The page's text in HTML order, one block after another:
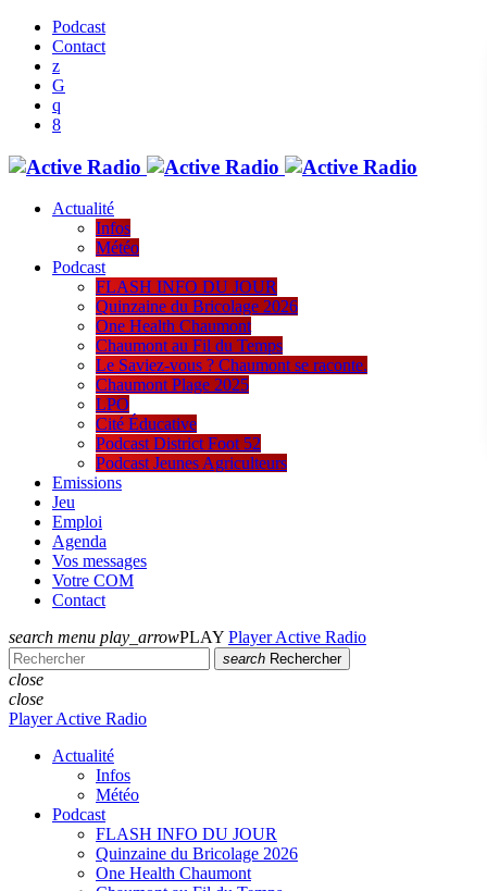
Podcast
Contact
Actualité
Infos
Météo
Podcast
FLASH INFO DU JOUR
Quinzaine du Bricolage 2026
One Health Chaumont
Chaumont au Fil du Temps
Le Saviez-vous ? Chaumont se raconte.
Chaumont Plage 2025
LPO
Cité Éducative
Podcast District Foot 52
Podcast Jeunes Agriculteurs
Emissions
Jeu
Emploi
Agenda
Vos messages
Votre COM
Contact
search menu play_arrowPLAY Player Active Radio
search Rechercher
close
close
Player Active Radio
Actualité
Infos
Météo
Podcast
FLASH INFO DU JOUR
Quinzaine du Bricolage 2026
One Health Chaumont